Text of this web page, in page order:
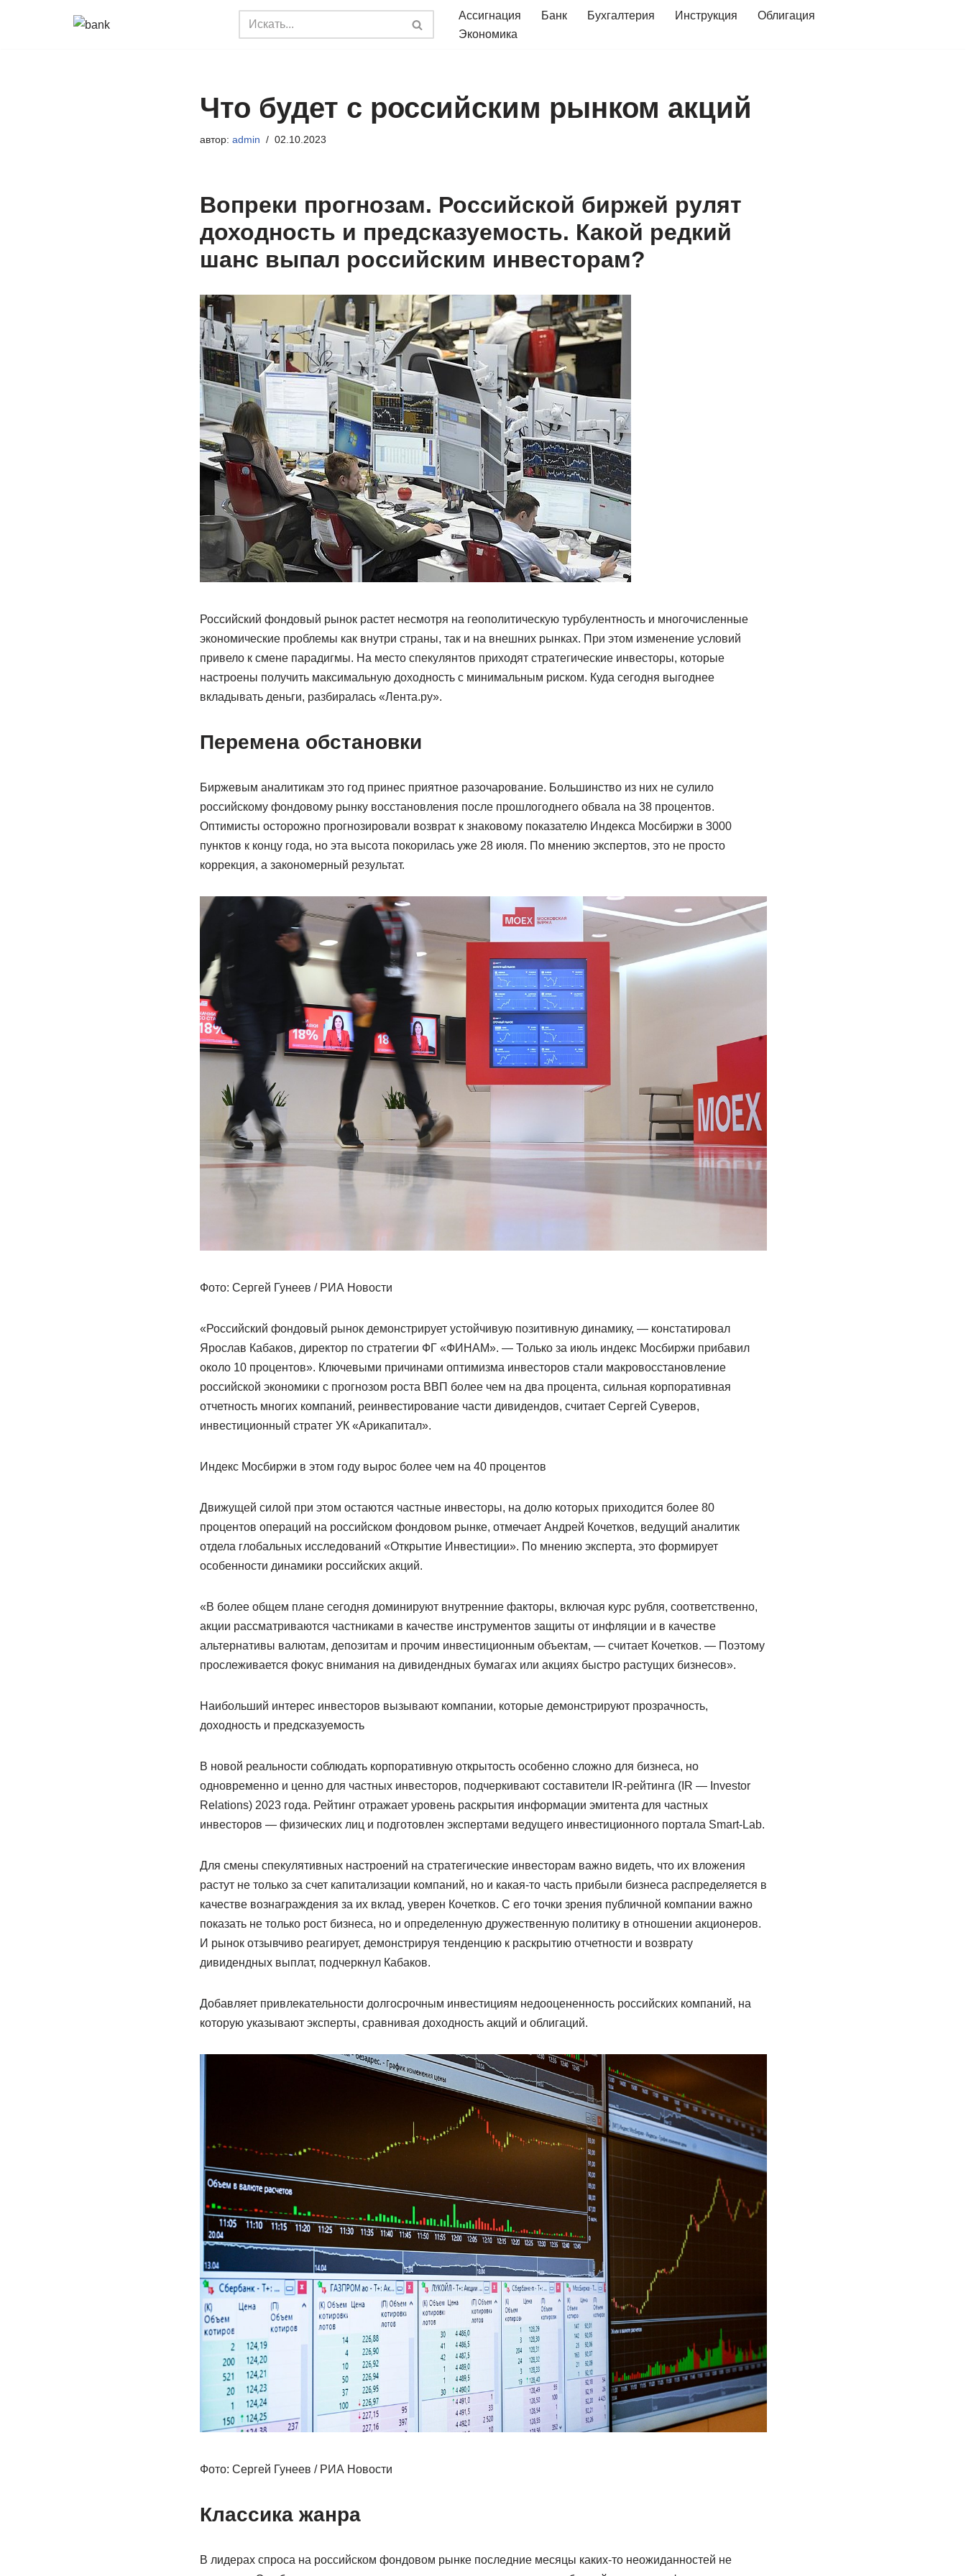
Ассигнация Банк Бухгалтерия Инструкция
Облигация
Экономика
Что будет с российским рынком акций
автор: admin 02.10.2023
Вопреки прогнозам. Российской биржей рулят
доходность и предсказуемость. Какой редкий
шанс выпал российским инвесторам?
Российский фондовый рынок растет несмотря на геополитическую турбулентность и многочисленные
экономические проблемы как внутри страны, так и на внешних рынках. При этом изменение условий
привело к смене парадигмы. На место спекулянтов приходят стратегические инвесторы, которые
настроены получить максимальную доходность с минимальным риском. Куда сегодня выгоднее
вкладывать деньги, разбиралась «Лента.ру».
Перемена обстановки
Биржевым аналитикам это год принес приятное разочарование. Большинство из них не сулило
российскому фондовому рынку восстановления после прошлогоднего обвала на 38 процентов.
Оптимисты осторожно прогнозировали возврат к знаковому показателю Индекса Мосбиржи в 3000
пунктов к концу года, но эта высота покорилась уже 28 июля. По мнению экспертов, это не просто
коррекция, а закономерный результат.
Фото: Сергей Гунеев / РИА Новости
«Российский фондовый рынок демонстрирует устойчивую позитивную динамику, — констатировал
Ярослав Кабаков, директор по стратегии ФГ «ФИНАМ». — Только за июль индекс Мосбиржи прибавил
около 10 процентов». Ключевыми причинами оптимизма инвесторов стали макровосстановление
российской экономики с прогнозом роста ВВП более чем на два процента, сильная корпоративная
отчетность многих компаний, реинвестирование части дивидендов, считает Сергей Суверов,
инвестиционный стратег УК «Арикапитал».
Индекс Мосбиржи в этом году вырос более чем на 40 процентов
Движущей силой при этом остаются частные инвесторы, на долю которых приходится более 80
процентов операций на российском фондовом рынке, отмечает Андрей Кочетков, ведущий аналитик
отдела глобальных исследований «Открытие Инвестиции». По мнению эксперта, это формирует
особенности динамики российских акций.
«В более общем плане сегодня доминируют внутренние факторы, включая курс рубля, соответственно,
акции рассматриваются частниками в качестве инструментов защиты от инфляции и в качестве
альтернативы валютам, депозитам и прочим инвестиционным объектам, — считает Кочетков. — Поэтому
прослеживается фокус внимания на дивидендных бумагах или акциях быстро растущих бизнесов».
Наибольший интерес инвесторов вызывают компании, которые демонстрируют прозрачность,
доходность и предсказуемость
В новой реальности соблюдать корпоративную открытость особенно сложно для бизнеса, но
одновременно и ценно для частных инвесторов, подчеркивают составители IR-рейтинга (IR — Investor
Relations) 2023 года. Рейтинг отражает уровень раскрытия информации эмитента для частных
инвесторов — физических лиц и подготовлен экспертами ведущего инвестиционного портала Smart-Lab.
Для смены спекулятивных настроений на стратегические инвесторам важно видеть, что их вложения
растут не только за счет капитализации компаний, но и какая-то часть прибыли бизнеса распределяется в
качестве вознаграждения за их вклад, уверен Кочетков. С его точки зрения публичной компании важно
показать не только рост бизнеса, но и определенную дружественную политику в отношении акционеров.
И рынок отзывчиво реагирует, демонстрируя тенденцию к раскрытию отчетности и возврату
дивидендных выплат, подчеркнул Кабаков.
Добавляет привлекательности долгосрочным инвестициям недооцененность российских компаний, на
которую указывают эксперты, сравнивая доходность акций и облигаций.
Фото: Сергей Гунеев / РИА Новости
Классика жанра
В лидерах спроса на российском фондовом рынке последние месяцы каких-то неожиданностей не